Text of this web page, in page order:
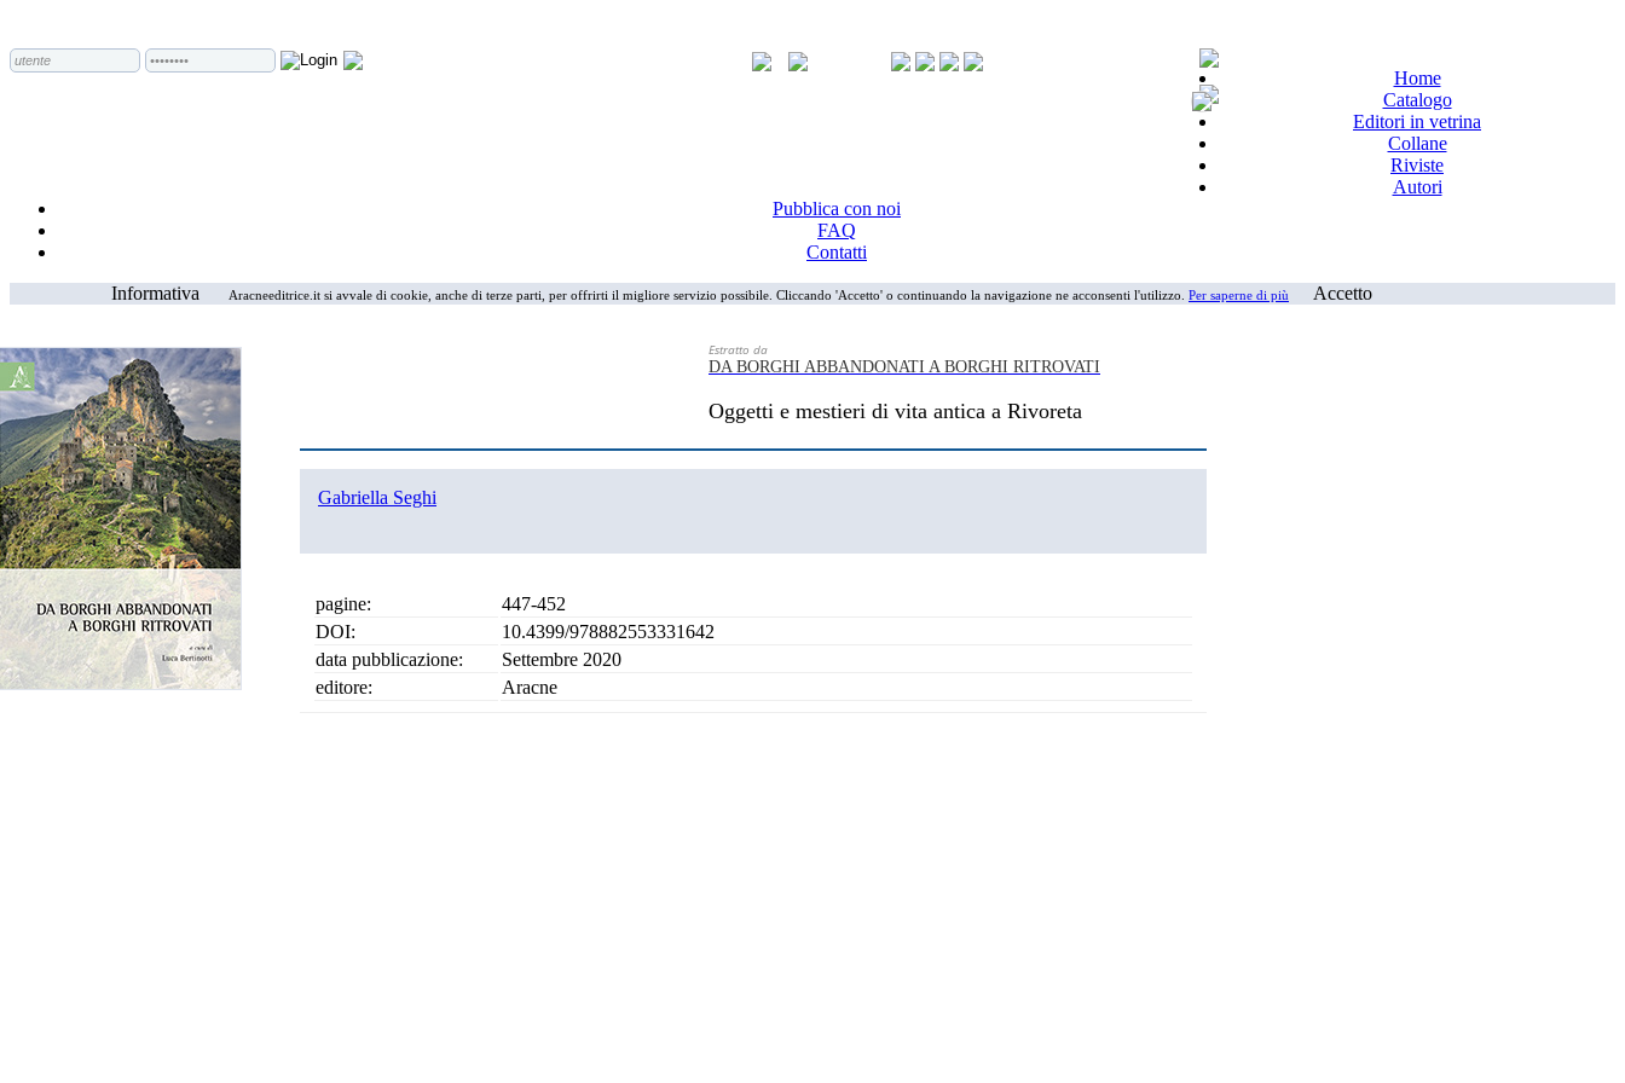
Home
Catalogo
Editori in vetrina
Collane
Riviste
Autori
Pubblica con noi
FAQ
Contatti
Informativa
Aracneeditrice.it si avvale di cookie, anche di terze parti, per offrirti il migliore servizio possibile. Cliccando 'Accetto' o continuando la navigazione ne acconsenti l'utilizzo. Per saperne di più Accetto
Estratto da
DA BORGHI ABBANDONATI A BORGHI RITROVATI
Oggetti e mestieri di vita antica a Rivoreta
Gabriella Seghi
pagine:
447-452
DOI:
10.4399/978882553331642
data pubblicazione:
Settembre 2020
editore:
Aracne